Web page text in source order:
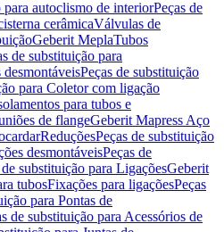
autoclismo de interiorPeças de
cerâmicaVálvulas de
Geberit MeplaTubos
de substituição para
Peças de substituição
para Coletor com ligação
para tubos e
de flangeGeberit Mapress Aço
ReduçõesPeças de substituição
desmontáveisPeças de
de substituição para LigaçõesGeberit
tubosFixações para ligaçõesPeças
para Pontas de
de substituição para Acessórios de